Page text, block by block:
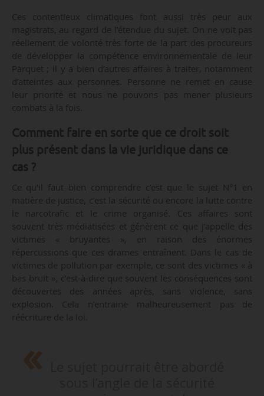
Ces contentieux climatiques font aussi très peur aux
magistrats, au regard de l’étendue du sujet. On ne voit pas
réellement de volonté très forte de la part des procureurs
de développer la compétence environnementale de leur
Parquet ; il y a bien d’autres affaires à traiter, notamment
d’atteintes aux personnes. Personne ne remet en cause
leur priorité et nous ne pouvons pas mener plusieurs
combats à la fois.
Comment faire en sorte que ce droit soit
plus présent dans la vie juridique dans ce
cas ?
Ce qu’il faut bien comprendre c’est que le sujet N°1 en
matière de justice, c’est la sécurité ou encore la lutte contre
le narcotrafic et le crime organisé. Ces affaires sont
souvent très médiatisées et génèrent ce que j’appelle des
victimes « bruyantes », en raison des énormes
répercussions que ces drames entraînent. Dans le cas de
victimes de pollution par exemple, ce sont des victimes « à
bas bruit », c’est-à-dire que souvent les conséquences sont
découvertes des années après, sans violence, sans
explosion. Cela n’entraine malheureusement pas de
réécriture de la loi.